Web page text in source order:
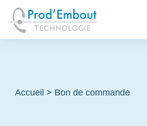
Accueil > Bon de commande